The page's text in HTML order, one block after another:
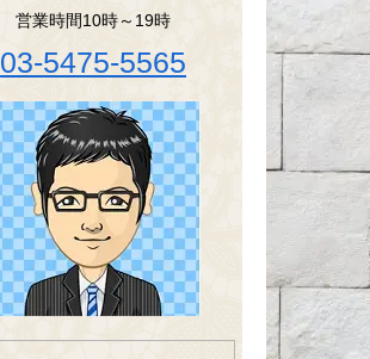
営業時間10時～19時
03-5475-5565